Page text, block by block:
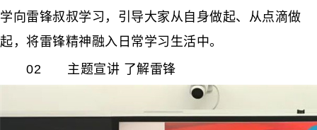
学向雷锋叔叔学习，引导大家从自身做起、从点滴做
起，将雷锋精神融入日常学习生活中。
02 主题宣讲 了解雷锋